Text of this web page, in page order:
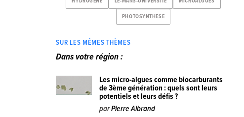
PHOTOSYNTHESE
SUR LES MÊMES THÈMES
Dans votre région :
Les micro-algues comme biocarburants
de 3ème génération : quels sont leurs
potentiels et leurs défis ?
parPierre Albrand